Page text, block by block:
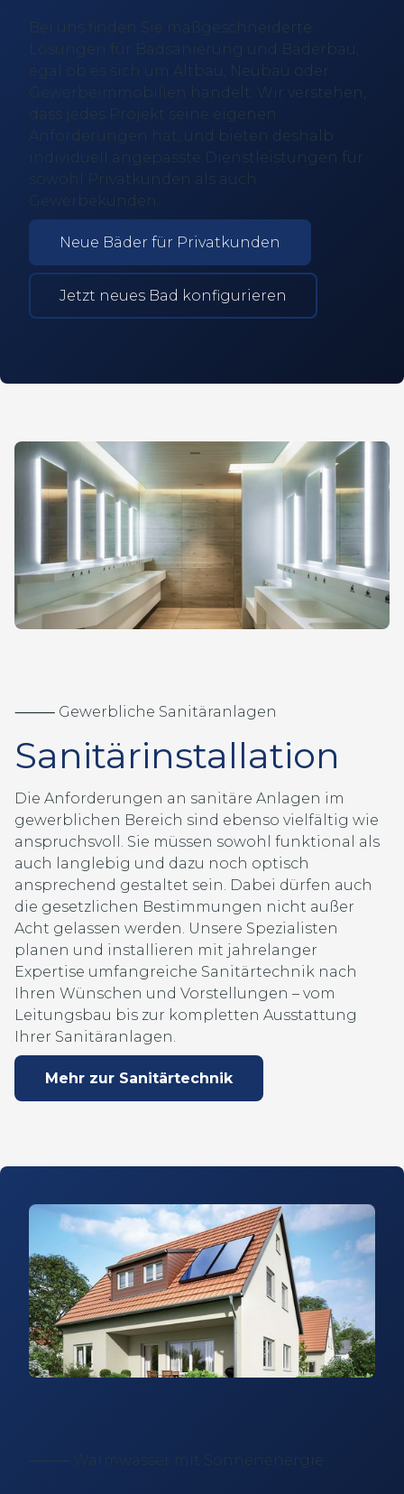
Bei uns finden Sie maßgeschneiderte
Lösungen für Badsanierung und Bäderbau,
egal ob es sich um Altbau, Neubau oder
Gewerbeimmobilien handelt. Wir verstehen,
dass jedes Projekt seine eigenen
Anforderungen hat, und bieten deshalb
individuell angepasste Dienstleistungen für
sowohl Privatkunden als auch
Gewerbekunden.
Neue Bäder für Privatkunden
Jetzt neues Bad konfigurieren
⸻ Gewerbliche Sanitäranlagen
Sanitärinstallation
Die Anforderungen an sanitäre Anlagen im
gewerblichen Bereich sind ebenso vielfältig wie
anspruchsvoll. Sie müssen sowohl funktional als
auch langlebig und dazu noch optisch
ansprechend gestaltet sein. Dabei dürfen auch
die gesetzlichen Bestimmungen nicht außer
Acht gelassen werden. Unsere Spezialisten
planen und installieren mit jahrelanger
Expertise umfangreiche Sanitärtechnik nach
Ihren Wünschen und Vorstellungen – vom
Leitungsbau bis zur kompletten Ausstattung
Ihrer Sanitäranlagen.
Mehr zur Sanitärtechnik
⸻ Warmwasser mit Sonnenenergie